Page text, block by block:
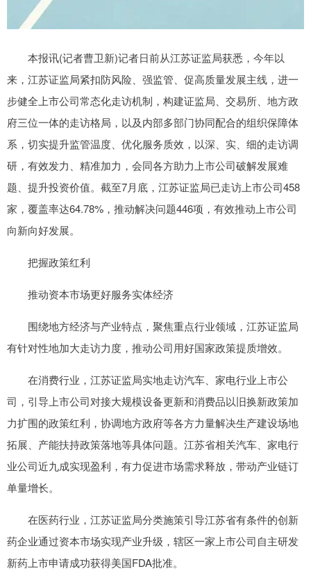
本报讯(记者曹卫新)记者日前从江苏证监局获悉，今年以
来，江苏证监局紧扣防风险、强监管、促高质量发展主线，进一
步健全上市公司常态化走访机制，构建证监局、交易所、地方政
府三位一体的走访格局，以及内部多部门协同配合的组织保障体
系，切实提升监管温度、优化服务质效，以深、实、细的走访调
研，有效发力、精准加力，会同各方助力上市公司破解发展难
题、提升投资价值。截至7月底，江苏证监局已走访上市公司458
家，覆盖率达64.78%，推动解决问题446项，有效推动上市公司
向新向好发展。
把握政策红利
推动资本市场更好服务实体经济
围绕地方经济与产业特点，聚焦重点行业领域，江苏证监局
有针对性地加大走访力度，推动公司用好国家政策提质增效。
在消费行业，江苏证监局实地走访汽车、家电行业上市公
司，引导上市公司对接大规模设备更新和消费品以旧换新政策加
力扩围的政策红利，协调地方政府等各方力量解决生产建设场地
拓展、产能扶持政策落地等具体问题。江苏省相关汽车、家电行
业公司近九成实现盈利，有力促进市场需求释放，带动产业链订
单量增长。
在医药行业，江苏证监局分类施策引导江苏省有条件的创新
药企业通过资本市场实现产业升级，辖区一家上市公司自主研发
新药上市申请成功获得美国FDA批准。